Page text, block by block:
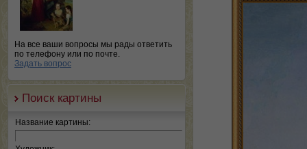
На все ваши вопросы мы рады ответить
по телефону или по почте.
Задать вопрос
Поиск картины
Название картины: